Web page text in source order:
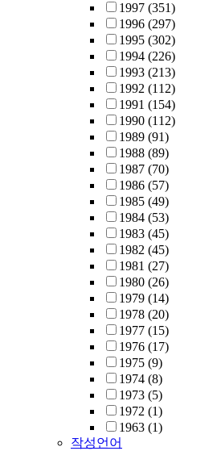
1997 (351)
1996 (297)
1995 (302)
1994 (226)
1993 (213)
1992 (112)
1991 (154)
1990 (112)
1989 (91)
1988 (89)
1987 (70)
1986 (57)
1985 (49)
1984 (53)
1983 (45)
1982 (45)
1981 (27)
1980 (26)
1979 (14)
1978 (20)
1977 (15)
1976 (17)
1975 (9)
1974 (8)
1973 (5)
1972 (1)
1963 (1)
작성언어